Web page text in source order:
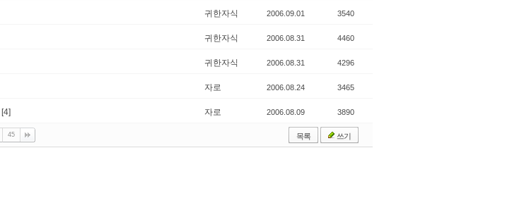
귀한자식 2006.09.01 3540
귀한자식 2006.08.31 4460
귀한자식 2006.08.31 4296
자로 2006.08.24 3465
[4] 자로 2006.08.09 3890
45 목록 쓰기